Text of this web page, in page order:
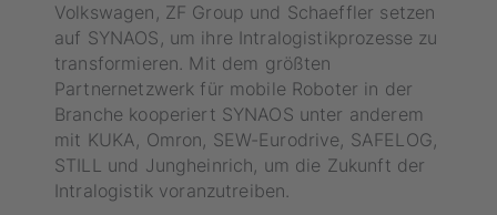
Volkswagen, ZF Group und Schaeffler setzen
auf SYNAOS, um ihre Intralogistikprozesse zu
transformieren. Mit dem größten
Partnernetzwerk für mobile Roboter in der
Branche kooperiert SYNAOS unter anderem
mit KUKA, Omron, SEW-Eurodrive, SAFELOG,
STILL und Jungheinrich, um die Zukunft der
Intralogistik voranzutreiben.